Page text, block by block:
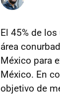
El 45% de
área
México para
México. En
objetivo de